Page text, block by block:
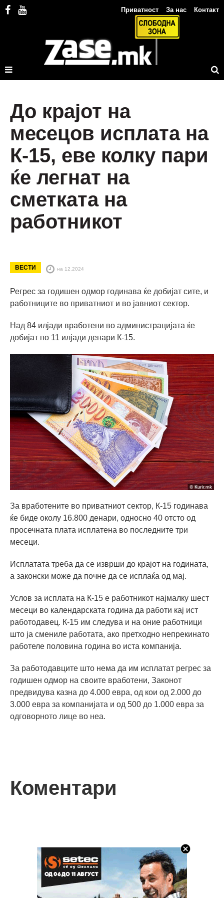
Приватност За нас Контакт
До крајот на
месецов исплата на
К-15, еве колку пари
ќе легнат на
сметката на
работникот
ВЕСТИ на 12.2024
Регрес за годишен одмор годинава ќе добијат сите, и
работниците во приватниот и во јавниот сектор.
Над 84 илјади вработени во администрацијата ќе
добијат по 11 илјади денари К-15.
За вработените во приватниот сектор, К-15 годинава
ќе биде околу 16.800 денари, односно 40 отсто од
просечната плата исплатена во последните три
месеци.
Исплатата треба да се изврши до крајот на годината,
а законски може да почне да се исплаќа од мај.
Услов за исплата на К-15 е работникот најмалку шест
месеци во календарската година да работи кај ист
работодавец. К-15 им следува и на оние работници
што ја смениле работата, ако претходно непрекинато
работеле половина година во иста компанија.
За работодавците што нема да им исплатат регрес за
годишен одмор на своите вработени, Законот
предвидува казна до 4.000 евра, од кои од 2.000 до
3.000 евра за компанијата и од 500 до 1.000 евра за
одговорното лице во неа.
Коментари